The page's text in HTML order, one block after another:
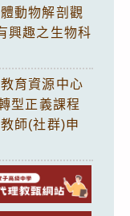
動物解剖觀
興趣之生物科
育資源中心
型正義課程
師(社群)申